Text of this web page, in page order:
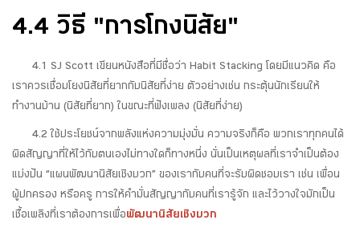
4.4 วิธี "การโกงนิสัย"
4.1 SJ Scott เขียนหนังสือที่มีชื่อว่า Habit Stacking โดยมีแนวคิด คือ
เราควรเชื่อมโยงนิสัยที่ยากกับนิสัยที่ง่าย ตัวอย่างเช่น กระตุ้นนักเรียนให้
ทำงานบ้าน (นิสัยที่ยาก) ในขณะที่ฟังเพลง (นิสัยที่ง่าย)
4.2 ใช้ประโยชน์จากพลังแห่งความมุ่งมั่น ความจริงก็คือ พวกเราทุกคนได้
ผิดสัญญาที่ให้ไว้กับตนเองไม่ทางใดก็ทางหนึ่ง นั่นเป็นเหตุผลที่เราจำเป็นต้อง
แบ่งปัน “แผนพัฒนานิสัยเชิงบวก” ของเรากับคนที่จะรับผิดชอบเรา เช่น เพื่อน
ผู้ปกครอง หรือครู การให้คำมั่นสัญญากับคนที่เรารู้จัก และไว้วางใจมักเป็น
เชื้อเพลิงที่เราต้องการเพื่อพัฒนานิสัยเชิงบวก